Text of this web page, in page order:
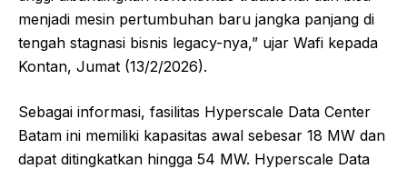
menjadi mesin pertumbuhan baru jangka panjang di
tengah stagnasi bisnis legacy-nya,” ujar Wafi kepada
Kontan, Jumat (13/2/2026).
Sebagai informasi, fasilitas Hyperscale Data Center
Batam ini memiliki kapasitas awal sebesar 18 MW dan
dapat ditingkatkan hingga 54 MW. Hyperscale Data